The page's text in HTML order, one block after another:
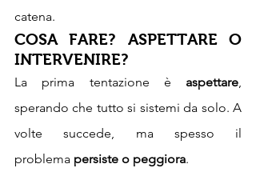
catena.
COSA FARE? ASPETTARE O
INTERVENIRE?
La prima tentazione è aspettare,
sperando che tutto si sistemi da solo. A
volte succede, ma spesso il
problema persiste o peggiora.